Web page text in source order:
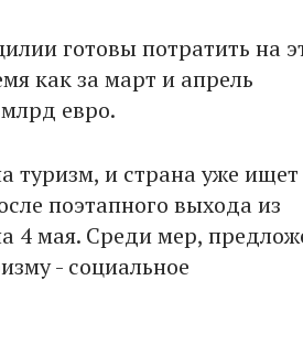
готовы потратить на
как за март и апрель
евро.
туризм, и страна уже ищет
поэтапного выхода из
4 мая. Среди мер,
- социальное